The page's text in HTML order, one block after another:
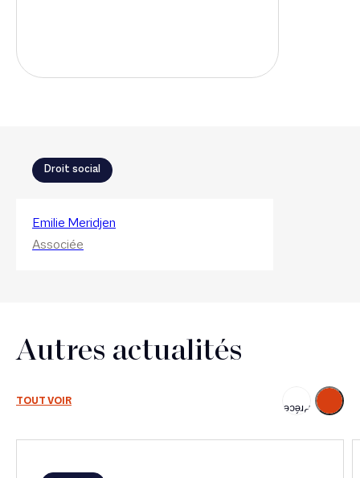
Droit social
Emilie Meridjen
Associée
Autres actualités
TOUT VOIR
Précédent
Suivant